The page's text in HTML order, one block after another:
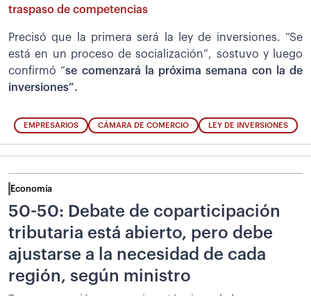
traspaso de competencias
Precisó que la primera será la ley de inversiones. “Se
está en un proceso de socialización”, sostuvo y luego
confirmó “se comenzará la próxima semana con la de
inversiones”.
EMPRESARIOS CÁMARA DE COMERCIO LEY DE INVERSIONES
Economía
50-50: Debate de coparticipación
tributaria está abierto, pero debe
ajustarse a la necesidad de cada
región, según ministro